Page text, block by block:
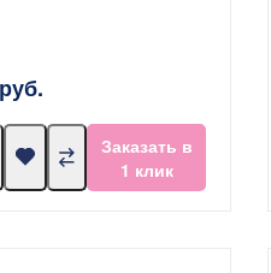
Заказать в
1 клик